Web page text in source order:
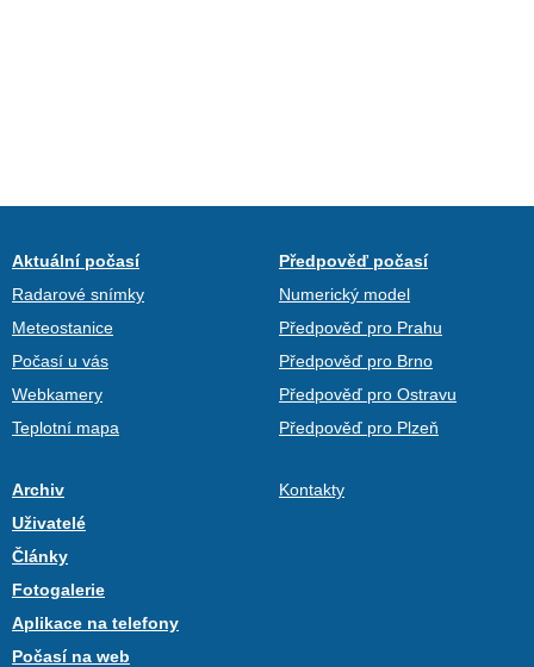
Aktuální počasí
Radarové snímky
Meteostanice
Počasí u vás
Webkamery
Teplotní mapa
Předpověď počasí
Numerický model
Předpověď pro Prahu
Předpověď pro Brno
Předpověď pro Ostravu
Předpověď pro Plzeň
Archiv
Uživatelé
Články
Fotogalerie
Aplikace na telefony
Počasí na web
Kontakty